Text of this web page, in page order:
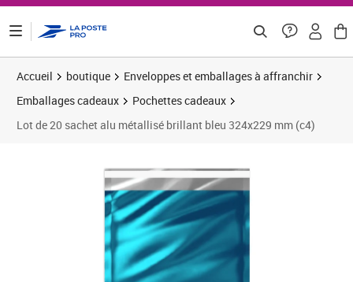
Accueil boutique
Enveloppes et emballages à affranchir
Emballages cadeaux
Pochettes cadeaux
Lot de 20 sachet alu métallisé brillant bleu 324x229 mm (c4)